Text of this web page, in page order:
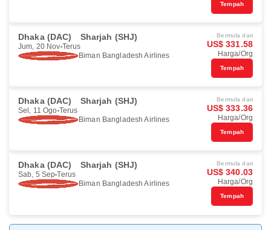
Tempah
Dhaka (DAC) Sharjah (SHJ)
Jum, 20 Nov Terus
Biman Bangladesh Airlines
Bermula dari
US$ 331.58
Harga/Org
Tempah
Dhaka (DAC) Sharjah (SHJ)
Sel, 11 Ogo Terus
Biman Bangladesh Airlines
Bermula dari
US$ 333.36
Harga/Org
Tempah
Dhaka (DAC) Sharjah (SHJ)
Sab, 5 Sep Terus
Biman Bangladesh Airlines
Bermula dari
US$ 340.03
Harga/Org
Tempah